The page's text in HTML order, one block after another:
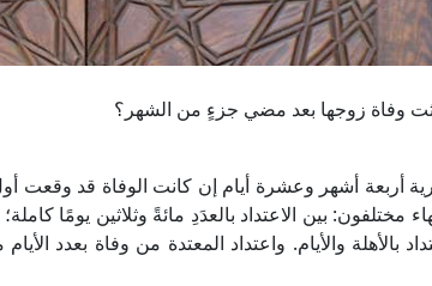
وفاة زوجها بعد مضي جزءٍ من الشهر؟
أربعة أشهر وعشرة أيام إن كانت الوفاة قد وقعت
بين الاعتداد بالعدَدِ مائةً وثلاثين يومًا كاملة؛
بالأهلة والأيام. واعتداد المعتدة من وفاة بعدد الأيام